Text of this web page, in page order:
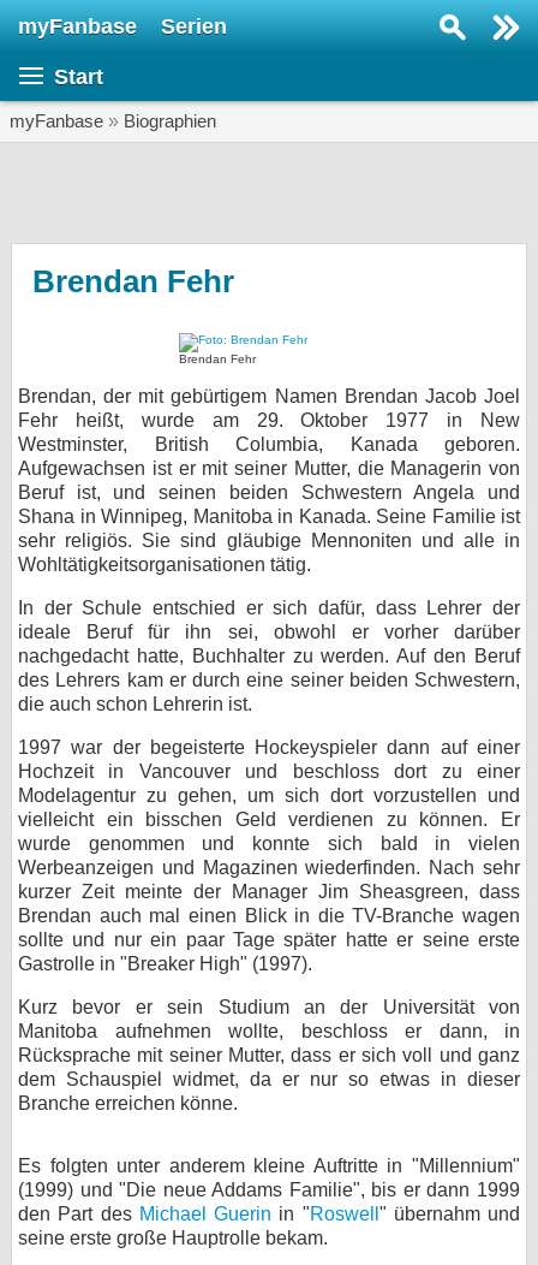
myFanbase Serien
Start
myFanbase » Biographien
Brendan Fehr
Brendan Fehr
Brendan, der mit gebürtigem Namen Brendan Jacob Joel
Fehr heißt, wurde am 29. Oktober 1977 in New
Westminster, British Columbia, Kanada geboren.
Aufgewachsen ist er mit seiner Mutter, die Managerin von
Beruf ist, und seinen beiden Schwestern Angela und
Shana in Winnipeg, Manitoba in Kanada. Seine Familie ist
sehr religiös. Sie sind gläubige Mennoniten und alle in
Wohltätigkeitsorganisationen tätig.
In der Schule entschied er sich dafür, dass Lehrer der
ideale Beruf für ihn sei, obwohl er vorher darüber
nachgedacht hatte, Buchhalter zu werden. Auf den Beruf
des Lehrers kam er durch eine seiner beiden Schwestern,
die auch schon Lehrerin ist.
1997 war der begeisterte Hockeyspieler dann auf einer
Hochzeit in Vancouver und beschloss dort zu einer
Modelagentur zu gehen, um sich dort vorzustellen und
vielleicht ein bisschen Geld verdienen zu können. Er
wurde genommen und konnte sich bald in vielen
Werbeanzeigen und Magazinen wiederfinden. Nach sehr
kurzer Zeit meinte der Manager Jim Sheasgreen, dass
Brendan auch mal einen Blick in die TV-Branche wagen
sollte und nur ein paar Tage später hatte er seine erste
Gastrolle in "Breaker High" (1997).
Kurz bevor er sein Studium an der Universität von
Manitoba aufnehmen wollte, beschloss er dann, in
Rücksprache mit seiner Mutter, dass er sich voll und ganz
dem Schauspiel widmet, da er nur so etwas in dieser
Branche erreichen könne.
Es folgten unter anderem kleine Auftritte in "Millennium"
(1999) und "Die neue Addams Familie", bis er dann 1999
den Part des Michael Guerin in "Roswell " übernahm und
seine erste große Hauptrolle bekam.
Specials
SERVICE
Gewinnspiele
Forum
bei X
bei Facebook
Kontakt
Nutzungsbedingungen
Datenschutz
Cookie-Einstellungen
Impressum
Desktop-Ansicht
myFanbase